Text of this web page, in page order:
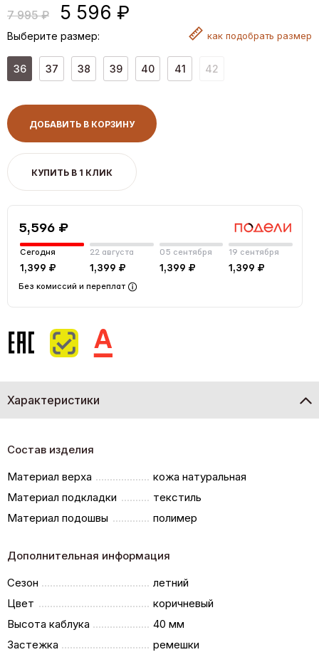
7 995 ₽ 5 596 ₽
Выберите размер: как подобрать размер
36 37 38 39 40 41 42
ДОБАВИТЬ В КОРЗИНУ
КУПИТЬ В 1 КЛИК
5,596 ₽
Сегодня
1,399 ₽
22 августа
1,399 ₽
05 сентября
1,399 ₽
19 сентября
1,399 ₽
Без комиссий и переплат
Характеристики
Состав изделия
Материал верха
кожа натуральная
Материал подкладки
текстиль
Материал подошвы
полимер
Дополнительная информация
Сезон
летний
Цвет
коричневый
Высота каблука
40 мм
Застежка
ремешки